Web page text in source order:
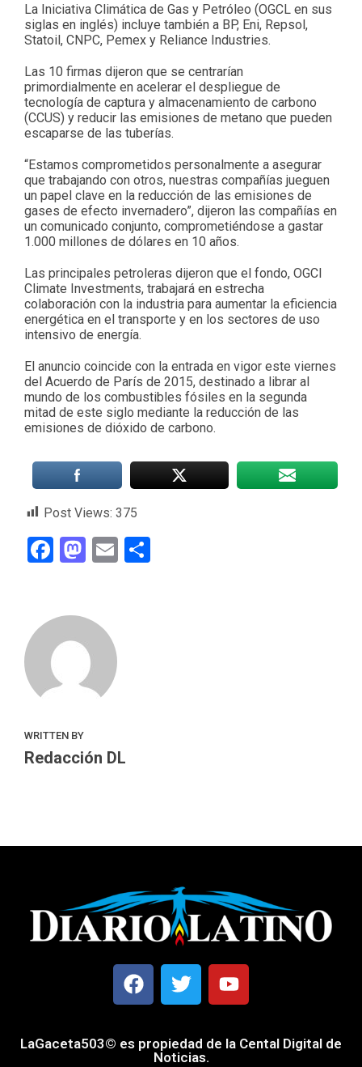
La Iniciativa Climática de Gas y Petróleo (OGCL en sus
siglas en inglés) incluye también a BP, Eni, Repsol,
Statoil, CNPC, Pemex y Reliance Industries.
Las 10 firmas dijeron que se centrarían
primordialmente en acelerar el despliegue de
tecnología de captura y almacenamiento de carbono
(CCUS) y reducir las emisiones de metano que pueden
escaparse de las tuberías.
“Estamos comprometidos personalmente a asegurar
que trabajando con otros, nuestras compañías jueguen
un papel clave en la reducción de las emisiones de
gases de efecto invernadero”, dijeron las compañías en
un comunicado conjunto, comprometiéndose a gastar
1.000 millones de dólares en 10 años.
Las principales petroleras dijeron que el fondo, OGCI
Climate Investments, trabajará en estrecha
colaboración con la industria para aumentar la eficiencia
energética en el transporte y en los sectores de uso
intensivo de energía.
El anuncio coincide con la entrada en vigor este viernes
del Acuerdo de París de 2015, destinado a librar al
mundo de los combustibles fósiles en la segunda
mitad de este siglo mediante la reducción de las
emisiones de dióxido de carbono.
Post Views: 375
Facebook
Mastodon
Email
WRITTEN BY
Redacción DL
LaGaceta503© es propiedad de la Cental Digital de
Noticias.